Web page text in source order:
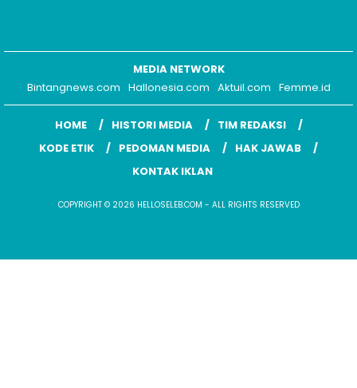
MEDIA NETWORK
Bintangnews.com Hallonesia.com Aktuil.com Femme.id
HOME HISTORI MEDIA
TIM REDAKSI
KODE ETIK
PEDOMAN MEDIA
HAK JAWAB
KONTAK IKLAN
COPYRIGHT © 2026 HELLOSELEB.COM - ALL RIGHTS RESERVED